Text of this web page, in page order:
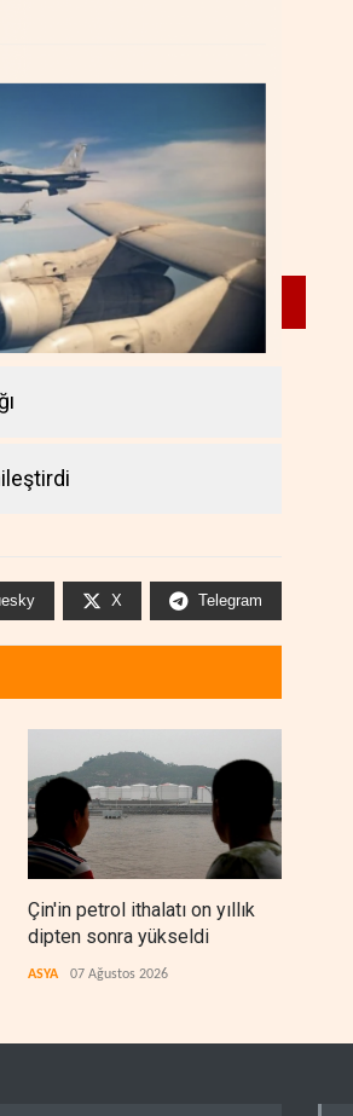
X Telegram
Çin'in petrol ithalatı on yıllık
dipten sonra yükseldi
ASYA 07 Ağustos 2026